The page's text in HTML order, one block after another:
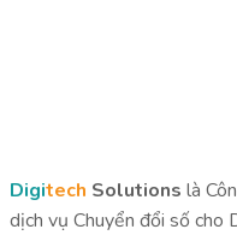
Digitech Solutions là
dịch vụ Chuyển đổi số cho